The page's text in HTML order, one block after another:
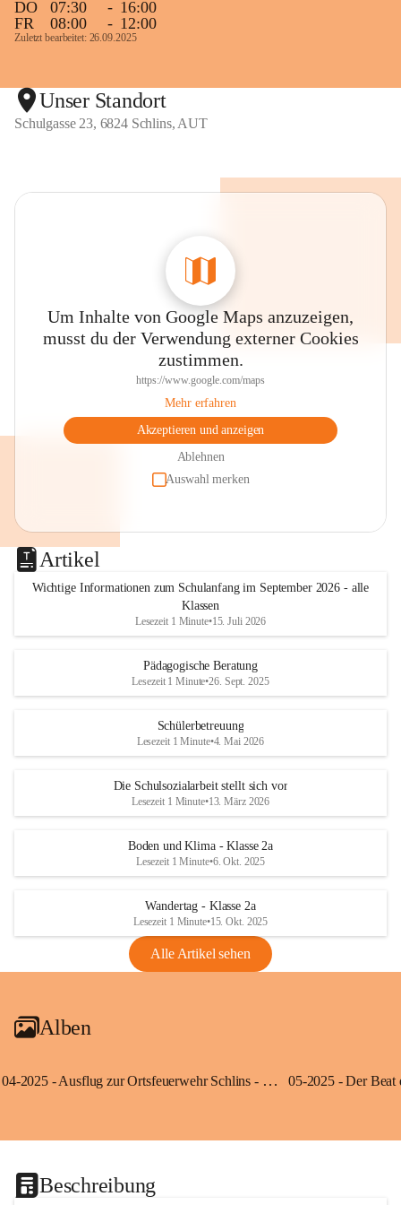
DO 07:30 - 16:00
FR
08:00 - 12:00
Zuletzt bearbeitet: 26.09.2025
Unser Standort
Schulgasse 23, 6824 Schlins, AUT
Um Inhalte von Google Maps anzuzeigen,
musst du der Verwendung externer Cookies
zustimmen.
https://www.google.com/maps
Mehr erfahren
Akzeptieren und anzeigen
Ablehnen
Auswahl merken
Artikel
Wichtige Informationen zum Schulanfang im September 2026 - alle
Klassen
Lesezeit 1 Minute•15. Juli 2026
Pädagogische Beratung
Lesezeit 1 Minute•26. Sept. 2025
Schülerbetreuung
Lesezeit 1 Minute•4. Mai 2026
Die Schulsozialarbeit stellt sich vor
Lesezeit 1 Minute•13. März 2026
Boden und Klima - Klasse 2a
Lesezeit 1 Minute•6. Okt. 2025
Wandertag - Klasse 2a
Lesezeit 1 Minute•15. Okt. 2025
Alle Artikel sehen
Alben
04-2025 - Ausflug zur Ortsfeuerwehr Schlins - Klassen 3a und 3b
Beschreibung